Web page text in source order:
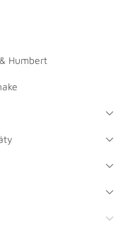
Humbert